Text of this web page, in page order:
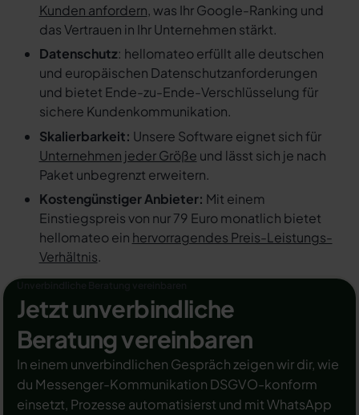
Kunden anfordern, was Ihr Google-Ranking und
das Vertrauen in Ihr Unternehmen stärkt.
Datenschutz: hellomateo erfüllt alle deutschen
und europäischen Datenschutzanforderungen
und bietet Ende-zu-Ende-Verschlüsselung für
sichere Kundenkommunikation.
Skalierbarkeit: Unsere Software eignet sich für
Unternehmen jeder Größe und lässt sich je nach
Paket unbegrenzt erweitern.
Kostengünstiger Anbieter: Mit einem
Einstiegspreis von nur 79 Euro monatlich bietet
hellomateo ein hervorragendes Preis-Leistungs-
Verhältnis.
Jetzt unverbindliche
Beratung vereinbaren
In einem unverbindlichen Gespräch zeigen wir dir, wie
du Messenger-Kommunikation DSGVO-konform
einsetzt, Prozesse automatisierst und mit WhatsApp